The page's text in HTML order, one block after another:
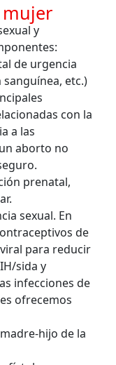
y
de urgencia
etc.)
con la
a las
aborto no
prenatal,
sexual. En
de
para reducir
sida y
infecciones de
ofrecemos
hijo de la